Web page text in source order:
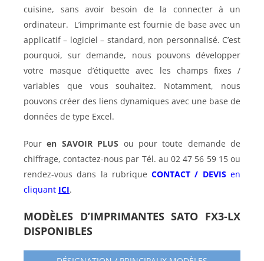
cuisine, sans avoir besoin de la connecter à un
ordinateur. L’imprimante est fournie de base avec un
applicatif – logiciel – standard, non personnalisé. C’est
pourquoi, sur demande, nous pouvons développer
votre masque d’étiquette avec les champs fixes /
variables que vous souhaitez. Notamment, nous
pouvons créer des liens dynamiques avec une base de
données de type Excel.
Pouren SAVOIR PLUS ou pour toute demande de
chiffrage, contactez-nous par Tél. au 02 47 56 59 15 ou
rendez-vous dans la rubriqueCONTACT / DEVISen
cliquant ICI.
MODÈLES D’IMPRIMANTES SATO FX3-LX
DISPONIBLES